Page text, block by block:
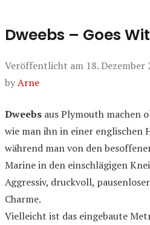
Dweebs – Goes
Veröffentlicht am 18. Dezember
byArne
Dweebs aus Plymouth machen
wie man ihn in einer englischen
während man von den
Marine in den einschlägigen
Aggressiv, druckvoll,
Charme.
Vielleicht ist das eingebaute